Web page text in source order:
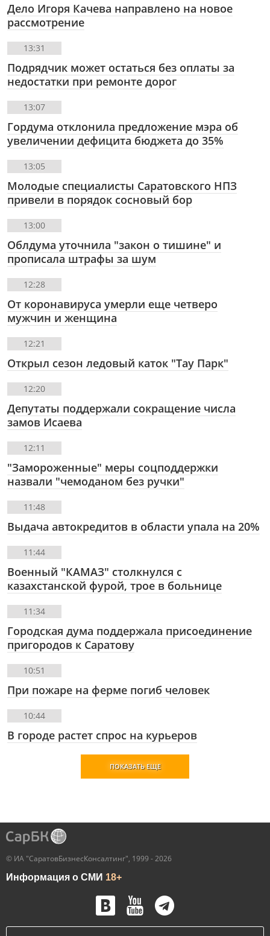
Дело Игоря Качева направлено на новое
рассмотрение
13:31
Подрядчик может остаться без оплаты за
недостатки при ремонте дорог
13:07
Гордума отклонила предложение мэра об
увеличении дефицита бюджета до 35%
13:05
Молодые специалисты Саратовского НПЗ
привели в порядок сосновый бор
13:00
Облдума уточнила "закон о тишине" и
прописала штрафы за шум
12:28
От коронавируса умерли еще четверо
мужчин и женщина
12:21
Открыл сезон ледовый каток "Тау Парк"
12:20
Депутаты поддержали сокращение числа
замов Исаева
12:11
"Замороженные" меры соцподдержки
назвали "чемоданом без ручки"
11:48
Выдача автокредитов в области упала на 20%
11:44
Военный "КАМАЗ" столкнулся с
казахстанской фурой, трое в больнице
11:34
Городская дума поддержала присоединение
пригородов к Саратову
10:51
При пожаре на ферме погиб человек
10:44
В городе растет спрос на курьеров
ПОКАЗАТЬ ЕЩЕ
© ИА "СаратовБизнесКонсалтинг", 1999 - 2026
Информация о СМИ 18+